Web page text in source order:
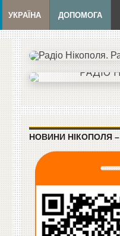
УКРАЇНА ДОПОМОГА
НОВИНИ НІКОПОЛЯ